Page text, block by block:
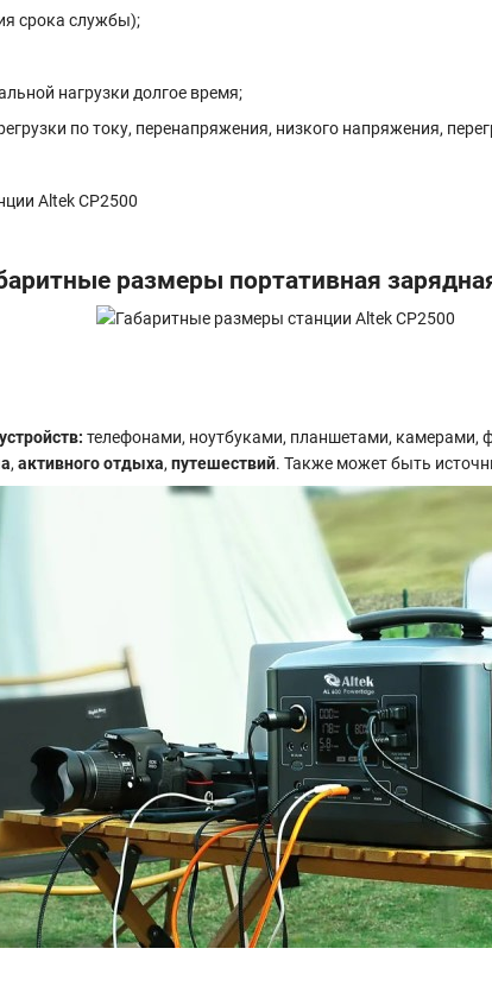
срока службы);
нагрузки долгое время;
по току, перенапряжения, низкого напряжения,
размеры портативная
телефонами, ноутбуками, планшетами, камерами,
, активного отдыха, путешествий. Также может быть